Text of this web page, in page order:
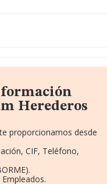
Herederos
proporcionamos desde
CIF, Teléfono,